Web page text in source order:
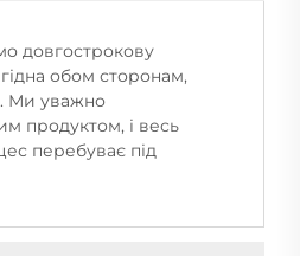
довгострокову
обом сторонам,
Ми уважно
продуктом, і весь
перебуває під